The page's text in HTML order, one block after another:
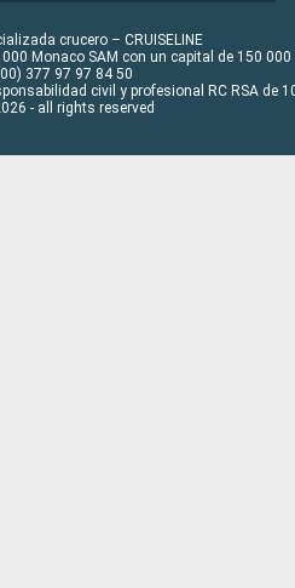
crucero – CRUISELINE
Monaco SAM con un capital de 150 000
377 97 97 84 50
civil y profesional RC RSA de
- all rights reserved